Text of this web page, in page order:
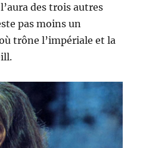
des trois autres
pas moins un
trône l’impériale et la